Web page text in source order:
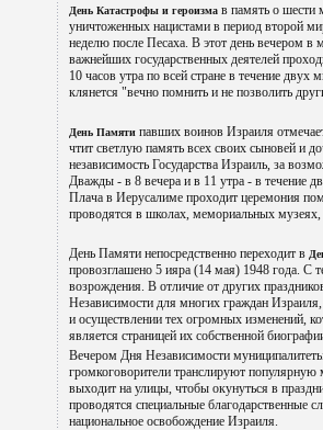
День Катастрофы и героизма в память о шести
уничтоженных нацистами в период второй
неделю после Песаха. В этот день вечером
важнейших государственных деятелей
10 часов утра по всей стране в течение двух
клянется "вечно помнить и не позволить
День Памяти павших воинов Израиля
чтит светлую память всех своих сыновей и
независимость Государства Израиль, за
Дважды - в 8 вечера и в 11 утра - в течение
Плача в Иерусалиме проходит церемония
проводятся в школах, мемориальных музеях,
День Памяти непосредственно переходит в
провозглашено 5 ияра (14 мая) 1948 года. С
возрождения. В отличие от других
Независимости для многих граждан
и осуществлении тех огромных изменений,
является страницей их собственной
Вечером Дня Независимости
громкоговорители транслируют
выходит на улицы, чтобы окунуться в
проводятся специальные
национальное освобождение Израиля.